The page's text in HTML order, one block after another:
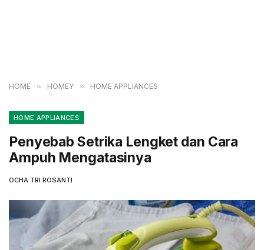
HOME » HOMEY » HOME APPLIANCES
HOME APPLIANCES
Penyebab Setrika Lengket dan Cara
Ampuh Mengatasinya
OCHA TRI ROSANTI